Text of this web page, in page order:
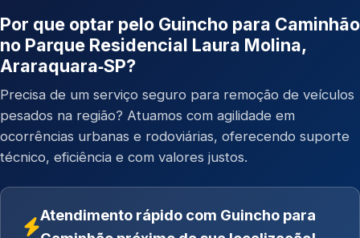
Por que optar pelo Guincho para Caminhão
no Parque Residencial Laura Molina,
Araraquara‑SP?
Precisa de um serviço seguro para remoção de veículos
pesados na região? Atuamos com agilidade em
ocorrências urbanas e rodoviárias, oferecendo suporte
técnico, eficiência e com valores justos.
Atendimento rápido com Guincho para